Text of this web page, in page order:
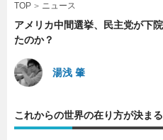
副業
TOP ニュース
アメリカ中間選挙、民主党が下
たのか？
湯浅 肇
これからの世界の在り方が決まる